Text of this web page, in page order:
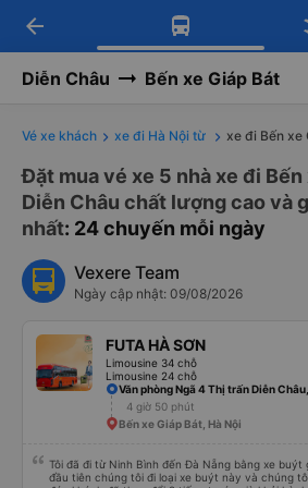
Tải app Vexere ngay!
Nhận ưu đãi thành viên độc
Tải app Vexere
-30k/ghế khi đặt vé máy
arrow_back
Diễn Châu Bến xe Giáp Bát
Vé xe khách xe đi Hà Nội từ xe đi Bến xe
Đặt mua vé xe 5 nhà xe đi
Diễn Châu chất lượng cao và
nhất: 24 chuyến mỗi ngày
Vexere Team
Ngày cập nhật: 09/08/2026
FUTA HÀ SƠN
Limousine 34 chỗ
Limousine 24 chỗ
Văn phòng Ngã 4 Thị trấn Diễn
4 giờ 50 phút
Bến xe Giáp Bát, Hà Nội
Tôi đã đi từ Ninh Bình đến Đà Nẵng bằng xe buýt
đầu tiên chúng tôi đi loại xe buýt này và chúng